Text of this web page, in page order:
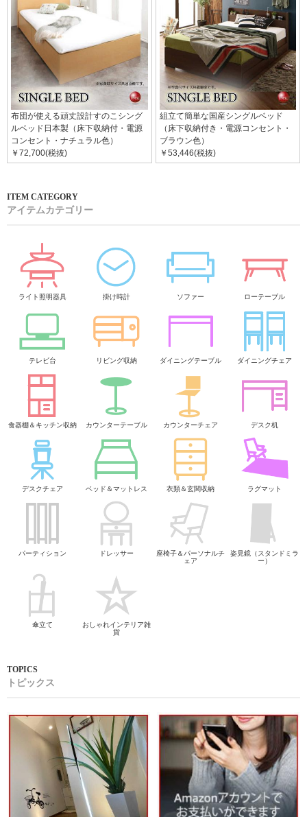
布団が使える頑丈設計すのこシング
ルベッド日本製（床下収納付・電源
コンセント・ナチュラル色）
￥72,700(税抜)
組立て簡単な国産シングルベッド
（床下収納付き・電源コンセント・
ブラウン色）
￥53,446(税抜)
アイテムカテゴリー
ライト照明器具 掛け時計 ソファー ローテーブル
テレビ台 リビング収納 ダイニングテーブル ダイニングチェア
食器棚＆キッチン収納 カウンターテーブル カウンターチェア デスク机
デスクチェア ベッド＆マットレス 衣類＆玄関収納 ラグマット
パーティション ドレッサー
座椅子＆パーソナルチ
ェア
姿見鏡（スタンドミラ
ー）
傘立て
おしゃれインテリア雑
貨
トピックス